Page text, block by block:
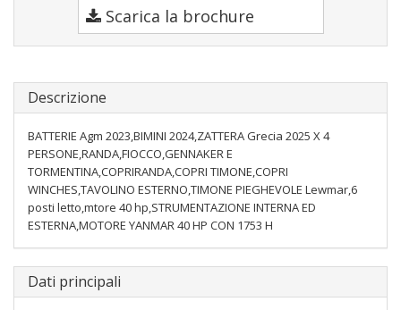
Scarica la brochure
Descrizione
BATTERIE Agm 2023,BIMINI 2024,ZATTERA Grecia 2025 X 4
PERSONE,RANDA,FIOCCO,GENNAKER E
TORMENTINA,COPRIRANDA,COPRI TIMONE,COPRI
WINCHES,TAVOLINO ESTERNO,TIMONE PIEGHEVOLE Lewmar,6
posti letto,mtore 40 hp,STRUMENTAZIONE INTERNA ED
ESTERNA,MOTORE YANMAR 40 HP CON 1753 H
Dati principali